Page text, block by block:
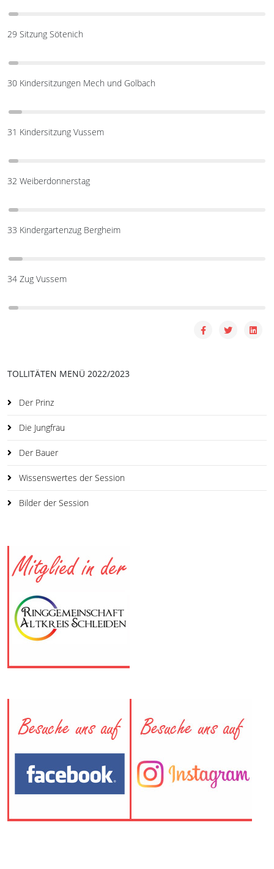
29 Sitzung Sötenich
30 Kindersitzungen Mech und Golbach
31 Kindersitzung Vussem
32 Weiberdonnerstag
33 Kindergartenzug Bergheim
34 Zug Vussem
TOLLITÄTEN MENÜ 2022/2023
Der Prinz
Die Jungfrau
Der Bauer
Wissenswertes der Session
Bilder der Session